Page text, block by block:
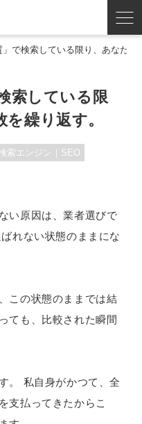
」で検索している限り、あなた
索している限
繰り返す。
索エンジン｜SEO
い原因は、業者選びで
れない状態のままにな
この状態のままでは結
ても、比較された瞬間
。 私自身がかつて、全
支払ってきたからこ